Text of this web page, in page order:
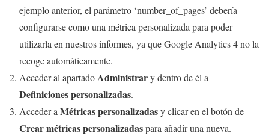
ejemplo anterior, el parámetro ‘number_of_pages’ debería
configurarse como una métrica personalizada para poder
utilizarla en nuestros informes, ya que Google Analytics 4 no la
recoge automáticamente.
Acceder al apartadoAdministrary dentro de él a
Definiciones personalizadas.
Acceder a Métricas personalizadasy clicar en el botón de
Crear métricas personalizadaspara añadir una nueva.